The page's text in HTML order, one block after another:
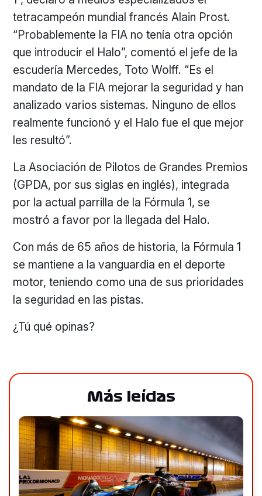
tetracampeón mundial francés Alain Prost.
“Probablemente la FIA no tenía otra opción
que introducir el Halo”, comentó el jefe de la
escudería Mercedes, Toto Wolff. “Es el
mandato de la FIA mejorar la seguridad y han
analizado varios sistemas. Ninguno de ellos
realmente funcionó y el Halo fue el que mejor
les resultó”.
La Asociación de Pilotos de Grandes Premios
(GPDA, por sus siglas en inglés), integrada
por la actual parrilla de la Fórmula 1, se
mostró a favor por la llegada del Halo.
Con más de 65 años de historia, la Fórmula 1
se mantiene a la vanguardia en el deporte
motor, teniendo como una de sus prioridades
la seguridad en las pistas.
¿Tú qué opinas?
Más leídas